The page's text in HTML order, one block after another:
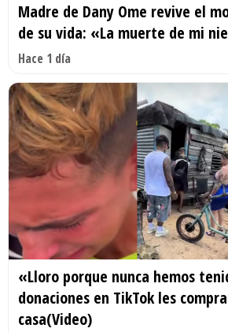
Madre de Dany Ome revive el
de su vida: «La muerte de mi
Hace 1 día
«Lloro porque nunca hemos
donaciones en TikTok les
casa(Video)